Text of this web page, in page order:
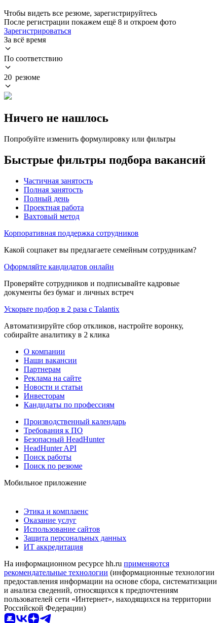
Чтобы видеть все резюме, зарегистрируйтесь
После регистрации покажем ещё 8 и откроем фото
Зарегистрироваться
За всё время
По соответствию
20 резюме
Ничего не нашлось
Попробуйте изменить формулировку или фильтры
Быстрые фильтры подбора вакансий
Частичная занятость
Полная занятость
Полный день
Проектная работа
Вахтовый метод
Корпоративная поддержка сотрудников
Какой соцпакет вы предлагаете семейным сотрудникам?
Оформляйте кандидатов онлайн
Проверяйте сотрудников и подписывайте кадровые
документы без бумаг и личных встреч
Ускорьте подбор в 2 раза с Talantix
Автоматизируйте сбор откликов, настройте воронку,
собирайте аналитику в 2 клика
О компании
Наши вакансии
Партнерам
Реклама на сайте
Новости и статьи
Инвесторам
Кандидаты по профессиям
Производственный календарь
Требования к ПО
Безопасный HeadHunter
HeadHunter API
Поиск работы
Поиск по резюме
Мобильное приложение
Этика и комплаенс
Оказание услуг
Использование сайтов
Защита персональных данных
ИТ аккредитация
На информационном ресурсе hh.ru применяются
рекомендательные технологии (информационные технологии
предоставления информации на основе сбора, систематизации
и анализа сведений, относящихся к предпочтениям
пользователей сети «Интернет», находящихся на территории
Российской Федерации)